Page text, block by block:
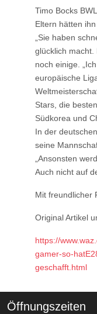
Timo Bocks
Eltern hätten
„Sie haben
glücklich macht.
noch einige.
europäische
Stars, die
Südkorea und
In der
seine
„Ansonsten
Auch nicht auf
Mit freundlicher
Original Artikel
https://
gamer-so-
geschafft.html
Öffnungszeiten